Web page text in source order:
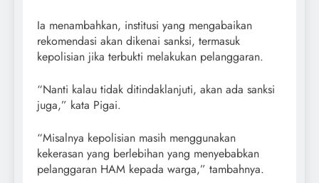
Ia menambahkan, institusi yang mengabaikan
rekomendasi akan dikenai sanksi, termasuk
kepolisian jika terbukti melakukan pelanggaran.
“Nanti kalau tidak ditindaklanjuti, akan ada sanksi
juga,” kata Pigai.
“Misalnya kepolisian masih menggunakan
kekerasan yang berlebihan yang menyebabkan
pelanggaran HAM kepada warga,” tambahnya.